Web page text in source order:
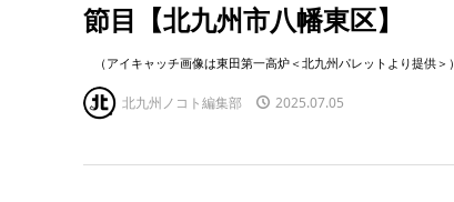
節目【北九州市八幡東区】
（アイキャッチ画像は東田第一高炉＜北九州パレットより提供＞）
北九州ノコト編集部 2025.07.05